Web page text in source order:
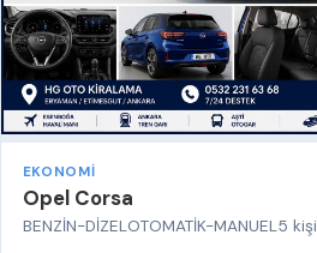
EKONOMI
Opel Corsa
BENZİN-DİZELOTOMATİK-MANUEL5 kişi